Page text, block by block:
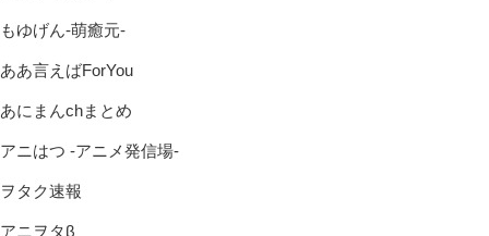
もゆげん-萌癒元-
ああ言えばForYou
あにまんchまとめ
アニはつ -アニメ発信場-
ヲタク速報
アニヲタβ